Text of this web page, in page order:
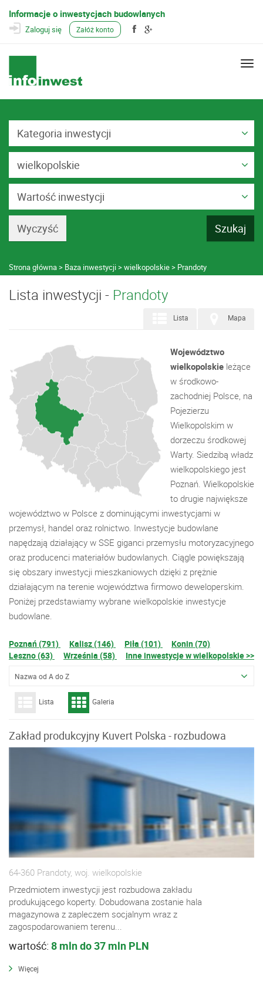
Informacje o inwestycjach budowlanych
Zaloguj się Załóż konto
Kategoria inwestycji
wielkopolskie
Wartość inwestycji
Strona główna Baza inwestycji wielkopolskie Prandoty
Lista inwestycji - Prandoty
Mapa
Lista
Województwo
wielkopolskie leżące
w środkowo-
zachodniej Polsce, na
Pojezierzu
Wielkopolskim w
dorzeczu środkowej
Warty. Siedzibą władz
wielkopolskiego jest
Poznań. Wielkopolskie
to drugie największe
województwo w Polsce z dominującymi inwestycjami w
przemysł, handel oraz rolnictwo. Inwestycje budowlane
napędzają działający w SSE giganci przemysłu motoryzacyjnego
oraz producenci materiałów budowlanych. Ciągle powiększają
się obszary inwestycji mieszkaniowych dzięki z prężnie
działającym na terenie województwa firmowo deweloperskim.
Poniżej przedstawiamy wybrane wielkopolskie inwestycje
budowlane.
Poznań (791) Kalisz (146) Piła (101)
Konin (70)
Leszno (63)
Września (58) Inne inwestycje w wielkopolskie >>
Nazwa od A do Z
Lista Galeria
Zakład produkcyjny Kuvert Polska - rozbudowa
64-360 Prandoty, woj. wielkopolskie
Przedmiotem inwestycji jest rozbudowa zakładu
produkującego koperty. Dobudowana zostanie hala
magazynowa z zapleczem socjalnym wraz z
zagospodarowaniem terenu...
wartość: 8 mln do 37 mln PLN
Więcej